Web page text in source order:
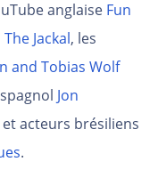
anglaise Fun
The Jackal, les
and Tobias Wolf
Jon
acteurs brésiliens
.